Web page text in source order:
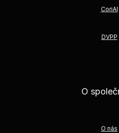
CoriAI
DVPP
O
O nás